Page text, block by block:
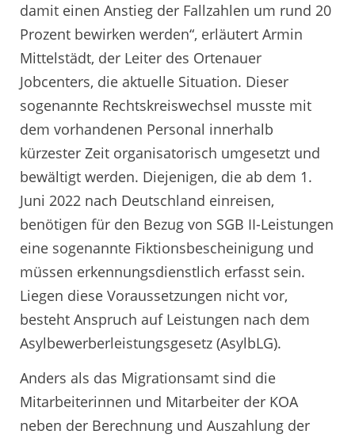
damit einen Anstieg der Fallzahlen um rund 20
Prozent bewirken werden“, erläutert Armin
Mittelstädt, der Leiter des Ortenauer
Jobcenters, die aktuelle Situation. Dieser
sogenannte Rechtskreiswechsel musste mit
dem vorhandenen Personal innerhalb
kürzester Zeit organisatorisch umgesetzt und
bewältigt werden. Diejenigen, die ab dem 1.
Juni 2022 nach Deutschland einreisen,
benötigen für den Bezug von SGB II-Leistungen
eine sogenannte Fiktionsbescheinigung und
müssen erkennungsdienstlich erfasst sein.
Liegen diese Voraussetzungen nicht vor,
besteht Anspruch auf Leistungen nach dem
Asylbewerberleistungsgesetz (AsylbLG).
Anders als das Migrationsamt sind die
Mitarbeiterinnen und Mitarbeiter der KOA
neben der Berechnung und Auszahlung der